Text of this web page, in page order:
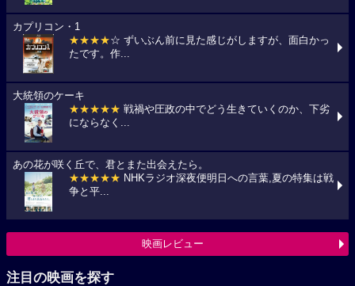
カプリコン・1
★★★★☆ ずいぶん前に見た感じがしますが、面白かっ
たです。作...
大統領のケーキ
★★★★★ 戦禍や圧政の中でどう生きていくのか、下劣
にならなく...
あの花が咲く丘で、君とまた出会えたら。
★★★★★ NHKラジオ深夜便明日への言葉,夏の特集は戦
争と平...
映画レビュー
注目の映画を探す